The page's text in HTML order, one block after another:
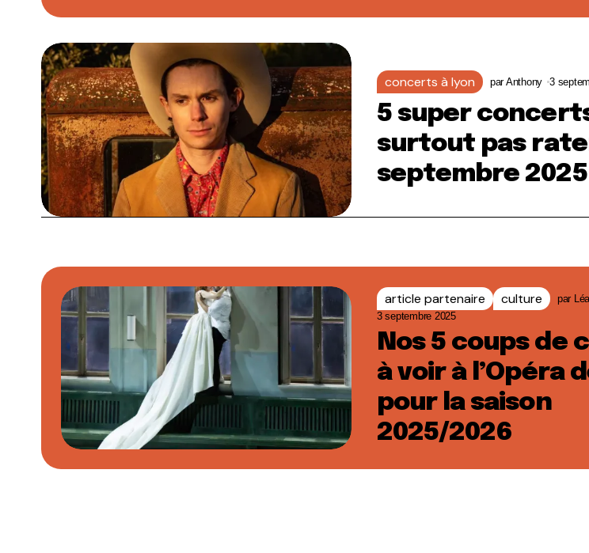
concerts à lyon parAnthony 3
5 super
surtout pas
septembre 2025
article partenaire culture par
3 septembre 2025
Nos 5 coups de
à voir à l’Opéra
pour la saison
2025/2026